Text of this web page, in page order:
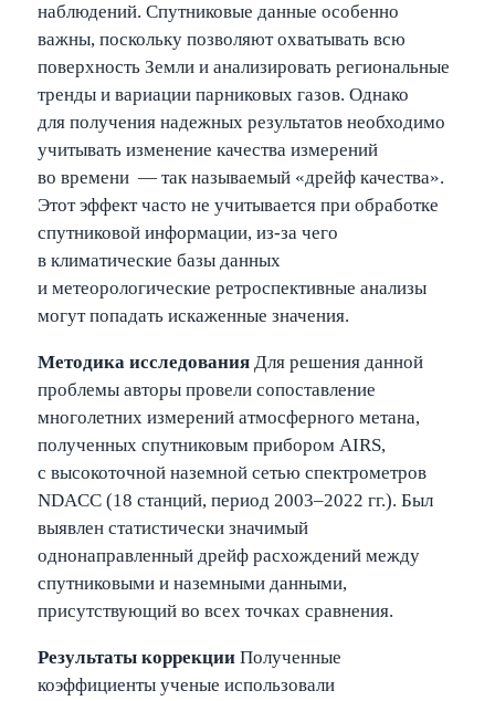
наблюдений. Спутниковые данные особенно
важны, поскольку позволяют охватывать всю
поверхность Земли и анализировать региональные
тренды и вариации парниковых газов. Однако
для получения надежных результатов необходимо
учитывать изменение качества измерений
во времени — так называемый «дрейф качества».
Этот эффект часто не учитывается при обработке
спутниковой информации, из-за чего
в климатические базы данных
и метеорологические ретроспективные анализы
могут попадать искаженные значения.
Методика исследованияДля решения данной
проблемы авторы провели сопоставление
многолетних измерений атмосферного метана,
полученных спутниковым прибором AIRS,
с высокоточной наземной сетью спектрометров
NDACC (18 станций, период 2003–2022 гг.). Был
выявлен статистически значимый
однонаправленный дрейф расхождений между
спутниковыми и наземными данными,
присутствующий во всех точках сравнения.
Результаты коррекцииПолученные
коэффициенты ученые использовали